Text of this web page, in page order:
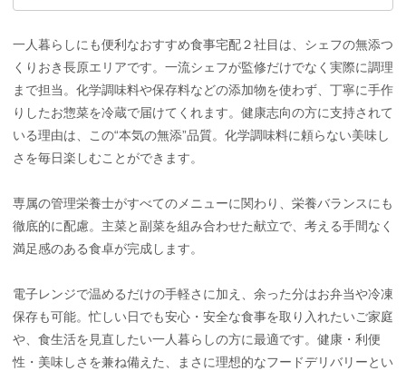
一人暮らしにも便利なおすすめ食事宅配２社目は、シェフの無添つ
くりおき長原エリアです。一流シェフが監修だけでなく実際に調理
まで担当。化学調味料や保存料などの添加物を使わず、丁寧に手作
りしたお惣菜を冷蔵で届けてくれます。健康志向の方に支持されて
いる理由は、この“本気の無添”品質。化学調味料に頼らない美味し
さを毎日楽しむことができます。
専属の管理栄養士がすべてのメニューに関わり、栄養バランスにも
徹底的に配慮。主菜と副菜を組み合わせた献立で、考える手間なく
満足感のある食卓が完成します。
電子レンジで温めるだけの手軽さに加え、余った分はお弁当や冷凍
保存も可能。忙しい日でも安心・安全な食事を取り入れたいご家庭
や、食生活を見直したい一人暮らしの方に最適です。健康・利便
性・美味しさを兼ね備えた、まさに理想的なフードデリバリーとい